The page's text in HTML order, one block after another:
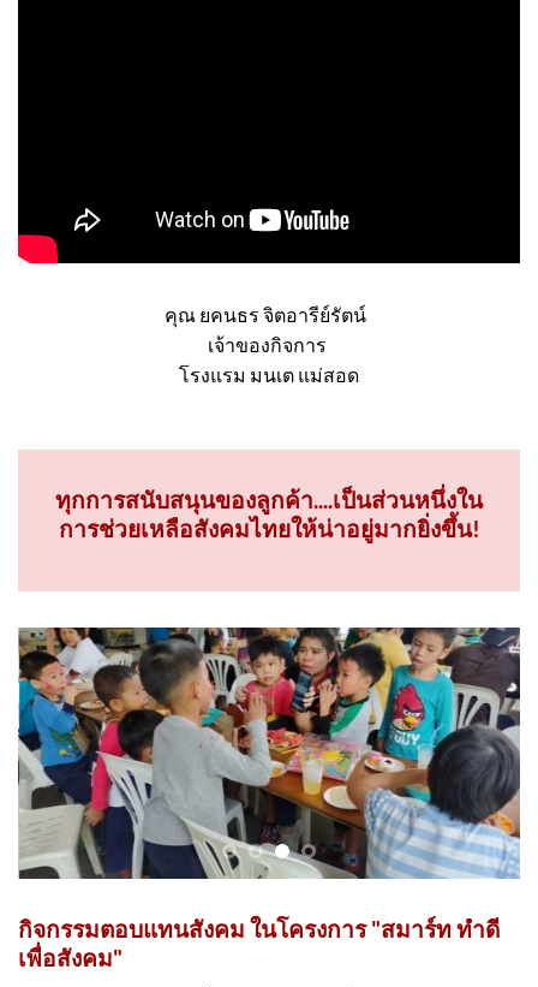
คุณ ยคนธร จิตอารีย์รัตน์
ทุกการสนับสนุนของลูกค้า....เป็นส่วนหนึ่งใน
กิจกรรมตอบแทนสังคม ในโครงการ "สมาร์ท ทำดี